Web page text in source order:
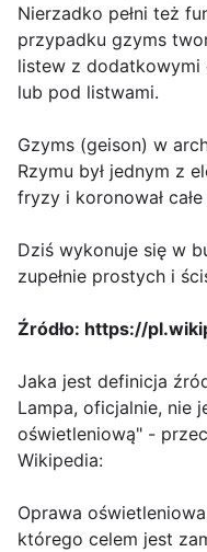
Nierzadko pełni też
przypadku gzyms
listew z dodatkowymi
lub pod listwami.
Gzyms (geison) w
Rzymu był jednym z
fryzy i koronował
Dziś wykonuje się w
zupełnie prostych i
Źródło: https://
Jaka jest definicja
Lampa, oficjalnie, nie
oświetleniową" -
Wikipedia:
Oprawa
którego celem jest